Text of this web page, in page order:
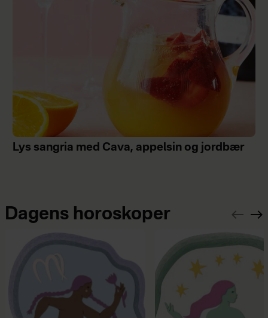
Lys sangria med Cava, appelsin og jordbær
Dagens horoskoper